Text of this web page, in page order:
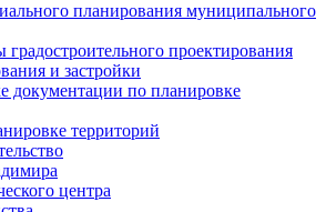
планирования муниципального
проектирования
и застройки
документации по планировке
территорий
центра